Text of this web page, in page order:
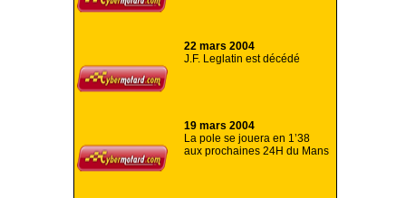
22 mars 2004
J.F. Leglatin est décédé
19 mars 2004
La pole se jouera en 1’38
aux prochaines 24H du Mans